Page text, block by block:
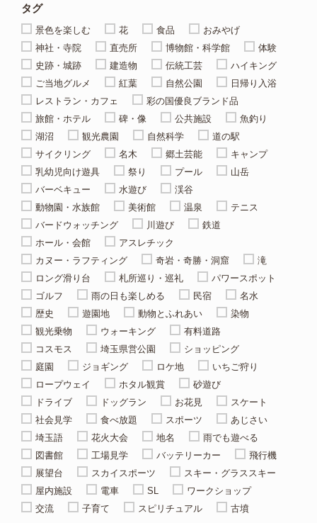
タグ
景色を楽しむ 花 食品
おみやげ
神社・寺院
直売所 博物館・科学館
体験
史跡・城跡
建造物 伝統工芸
ハイキング
ご当地グルメ
紅葉 自然公園
日帰り入浴
レストラン・カフェ
彩の国優良ブランド品
旅館・ホテル
碑・像 公共施設
魚釣り
湖沼
観光農園 自然科学
道の駅
サイクリング
名木 郷土芸能
キャンプ
乳幼児向け遊具
祭り プール
山岳
バーベキュー
水遊び
渓谷
動物園・水族館
美術館 温泉
テニス
バードウォッチング
川遊び
鉄道
ホール・会館
アスレチック
カヌー・ラフティング
奇岩・奇勝・洞窟
滝
ロング滑り台
札所巡り・巡礼
パワースポット
ゴルフ
雨の日も楽しめる 民宿
名水
歴史
遊園地 動物とふれあい
染物
観光乗物
ウォーキング
有料道路
コスモス
埼玉県営公園
ショッピング
庭園
ジョギング ロケ地
いちご狩り
ロープウェイ
ホタル観賞
砂遊び
ドライブ
ドッグラン お花見
スケート
社会見学
食べ放題 スポーツ
あじさい
埼玉語
花火大会 地名
雨でも遊べる
図書館
工場見学 バッテリーカー
飛行機
展望台
スカイスポーツ
スキー・グラススキー
屋内施設
電車 SL
ワークショップ
交流
子育て スピリチュアル 古墳